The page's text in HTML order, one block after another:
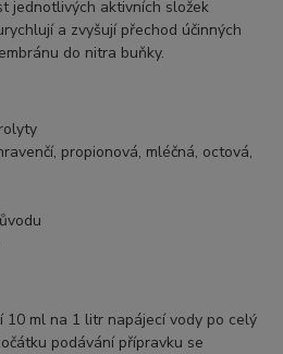
jednotlivých aktivních složek
a zvyšují přechod účinných
do nitra buňky.
propionová, mléčná, octová,
10 ml na 1 litr napájecí vody po celý
podávání přípravku se